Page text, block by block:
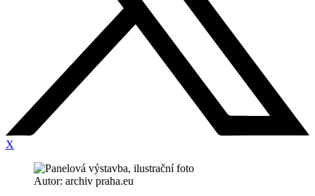
X
Autor: archiv praha.eu